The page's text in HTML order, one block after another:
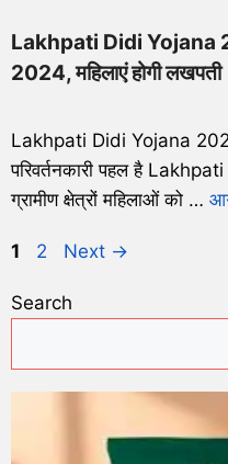
Lakhpati Didi Yojana
2024, महिलाएं होगी
Lakhpati Didi Yojana 2024
परिवर्तनकारी पहल है
ग्रामीण क्षेत्रों महिलाओं को …
1 2 Next →
Search